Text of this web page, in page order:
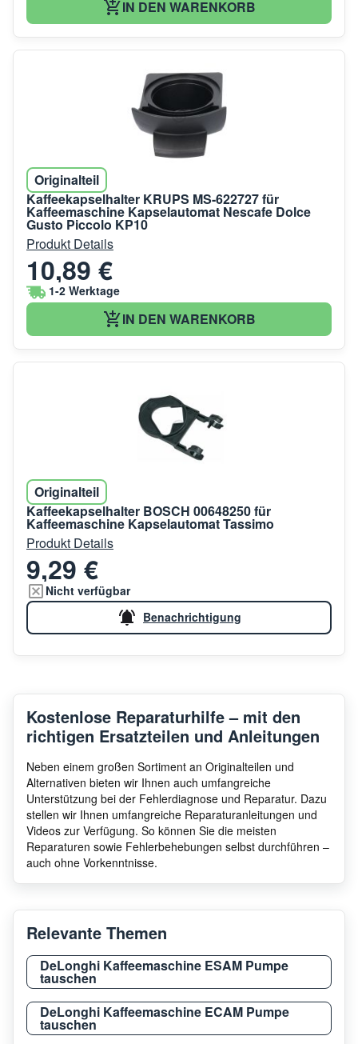
IN DEN WARENKORB
Originalteil
Kaffeekapselhalter KRUPS MS-622727 für
Kaffeemaschine Kapselautomat Nescafe Dolce
Gusto Piccolo KP10
Produkt Details
10,89 €
1-2 Werktage
IN DEN WARENKORB
Originalteil
Kaffeekapselhalter BOSCH 00648250 für
Kaffeemaschine Kapselautomat Tassimo
Produkt Details
9,29 €
Nicht verfügbar
Benachrichtigung
Kostenlose Reparaturhilfe – mit den
richtigen Ersatzteilen und Anleitungen
Neben einem großen Sortiment an Originalteilen und
Alternativen bieten wir Ihnen auch umfangreiche
Unterstützung bei der Fehlerdiagnose und Reparatur. Dazu
stellen wir Ihnen umfangreiche Reparaturanleitungen und
Videos zur Verfügung. So können Sie die meisten
Reparaturen sowie Fehlerbehebungen selbst durchführen –
auch ohne Vorkenntnisse.
Relevante Themen
DeLonghi Kaffeemaschine ESAM Pumpe
tauschen
DeLonghi Kaffeemaschine ECAM Pumpe
tauschen